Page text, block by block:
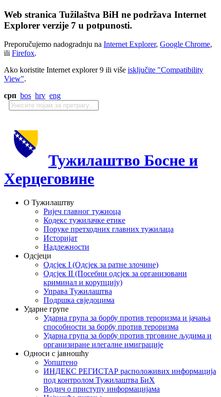
Web stranica Tužilaštva BiH ne podržava Internet
Explorer verzije 7 u potpunosti.
Preporučujemo nadogradnju na Internet Explorer, Google Chrome,
ili Firefox.
Ako koristite Internet explorer 9 ili više isključite "Compatibility
View".
срп bos hrv eng
Тужилаштво Босне и
Херцеговине
О Тужилаштву
Ријеч главног тужиоца
Кодекс тужилачке етике
Поруке претходних главних тужилаца
Историјат
Надлежности
Одсјеци
Одсјек I (Одсјек за ратне злочине)
Одсјек II (Посебни одсјек за организовани
криминал и корупцију)
Управа Тужилаштва
Подршка свједоцима
Ударне групе
Ударна група за борбу против тероризма и јачања
способности за борбу против тероризма
Ударна група за борбу против трговине људима и
организиране илегалне имиграције
Односи с јавношћу
Уопштено
ИНДЕКС РЕГИСТАР расположивих информација
под контролом Тужилаштва БиХ
Водич о приступу информацијама